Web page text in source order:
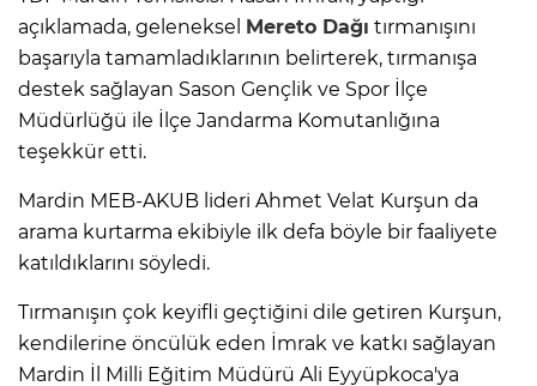
açıklamada, geleneksel Mereto Dağı tırmanışını
başarıyla tamamladıklarının belirterek, tırmanışa
destek sağlayan Sason Gençlik ve Spor İlçe
Müdürlüğü ile İlçe Jandarma Komutanlığına
teşekkür etti.
Mardin MEB-AKUB lideri Ahmet Velat Kurşun da
arama kurtarma ekibiyle ilk defa böyle bir faaliyete
katıldıklarını söyledi.
Tırmanışın çok keyifli geçtiğini dile getiren Kurşun,
kendilerine öncülük eden İmrak ve katkı sağlayan
Mardin İl Milli Eğitim Müdürü Ali Eyyüpkoca'ya